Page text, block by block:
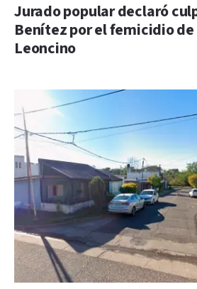
Jurado popular declaró
Benítez por el femicidio
Leoncino